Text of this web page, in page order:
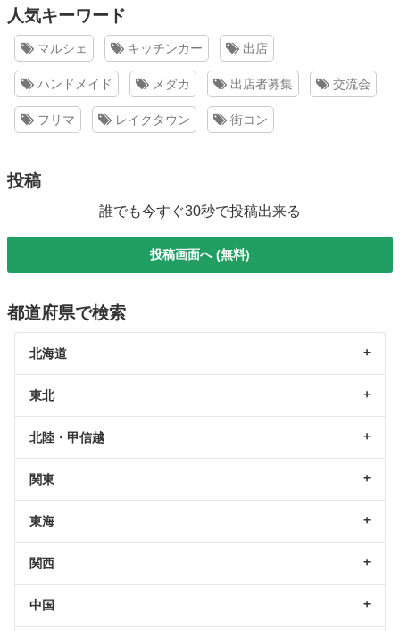
人気キーワード
マルシェ キッチンカー 出店
ハンドメイド メダカ 出店者募集 交流会
フリマ レイクタウン 街コン
投稿
誰でも今すぐ30秒で投稿出来る
投稿画面へ (無料)
都道府県で検索
北海道
東北
北陸・甲信越
関東
東海
関西
中国